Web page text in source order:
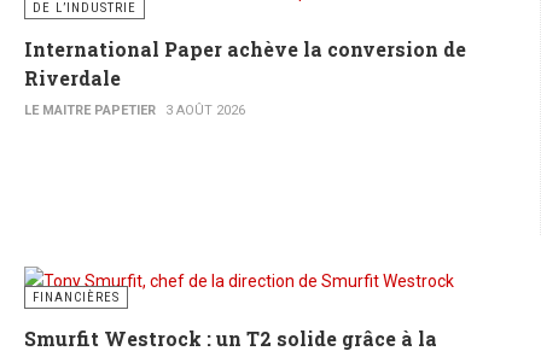
DE L’INDUSTRIE
International Paper achève la conversion de
Riverdale
LE MAITRE PAPETIER 3 AOÛT 2026
FINANCIÈRES
Smurfit Westrock : un T2 solide grâce à la